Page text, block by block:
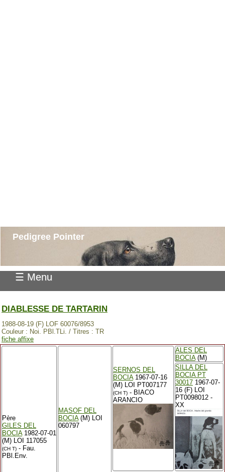
Pedigree Pointer
☰ Menu
DIABLESSE DE TARTARIN
1988-08-19 (F) LOF 60076/8953
Couleur : Noi. PBl.TLi. / Titres : TR
fiche affixe
Père
GILES DEL
BOCIA1982-07-01
(M) LOI 117055
(CH T) - Fau.
PBl.Env.
MASOF DEL
BOCIA(M) LOI
060797
SERNOS DEL
BOCIA1967-07-16
(M) LOI PT007177
(CH T) - BIACO
ARANCIO
ALES DEL
BOCIA(M)
SILLA DEL
BOCIA PT
30017 1967-07-
16 (F) LOI
PT0098012 -
XX